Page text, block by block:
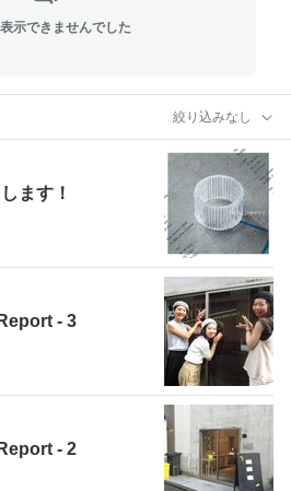
示できませんでした
絞り込みなし
ます！
- 3
- 2